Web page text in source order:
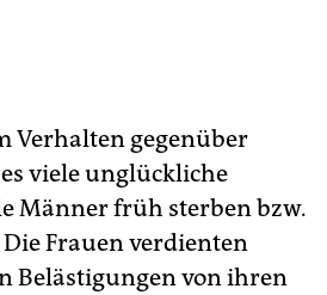
Verhalten gegenüber
viele unglückliche
Männer früh sterben bzw.
Frauen verdienten
Belästigungen von ihren